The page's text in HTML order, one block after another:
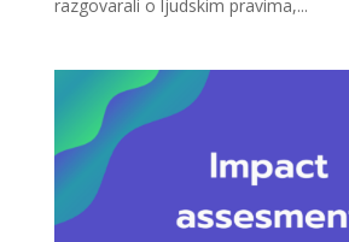
razgovarali o ljudskim pravima,...